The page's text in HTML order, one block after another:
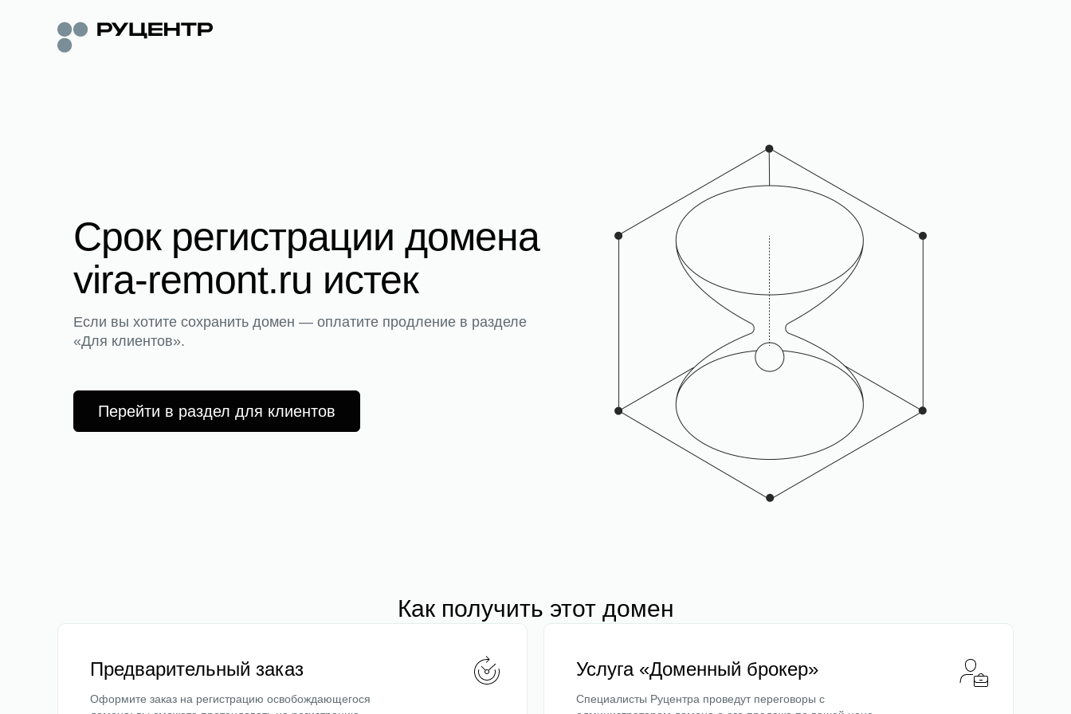
Срок регистрации домена
vira-remont.ru истек
Если вы хотите сохранить домен — оплатите продление в разделе
«Для клиентов».
Перейти в раздел для клиентов
Как получить этот домен
Предварительный заказ
Оформите заказ на регистрацию освобождающегося
Услуга «Доменный брокер»
Специалисты Руцентра проведут переговоры с